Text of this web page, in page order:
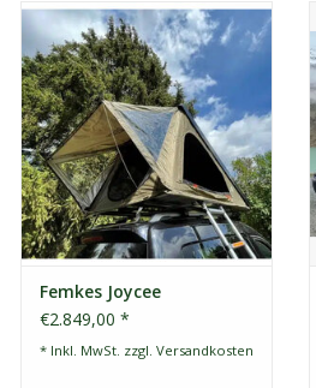
Neues Hartschalen-Dachzelt in
der Femkes-Familie. JoyCee 140
ist ein Hartschalen-Dachzelt mit
einer schwarzen ABS-
Kunststoffschale. Der Aluminium-
Sandwichboden sorgt für hohe
Stabilität und Belastbarkeit.
Femkes Joycee
€2.849,00 *
* Inkl. MwSt. zzgl. Versandkosten